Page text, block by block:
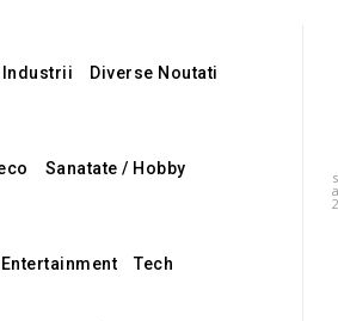
Diverse Noutati
Sanatate / Hobby
Tech